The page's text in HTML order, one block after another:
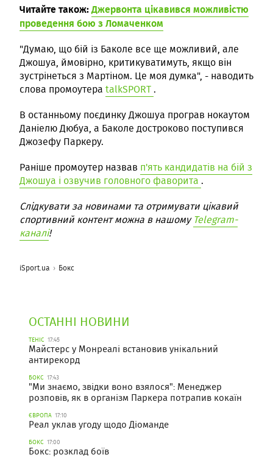
Читайте також:Джервонта цікавився можливістю
проведення бою з Ломаченком
"Думаю, що бій із Баколе все ще можливий, але
Джошуа, ймовірно, критикуватимуть, якщо він
зустрінеться з Мартіном. Це моя думка", - наводить
слова промоутера talkSPORT .
В останньому поєдинку Джошуа програв нокаутом
Даніелю Дюбуа, а Баколе достроково поступився
Джозефу Паркеру.
Раніше промоутер назвав п'ять кандидатів на бій з
Джошуа і озвучив головного фаворита .
Слідкувати за новинами та отримувати цікавий
спортивний контент можна в нашомуTelegram-
каналі!
iSport.ua Бокс
ОСТАННІ НОВИНИ
ТЕНІС 17:45
Майстерс у Монреалі встановив унікальний
антирекорд
БОКС 17:43
"Ми знаємо, звідки воно взялося": Менеджер
розповів, як в організм Паркера потрапив кокаїн
ЄВРОПА 17:10
Реал уклав угоду щодо Діоманде
БОКС 17:00
Бокс: розклад боїв